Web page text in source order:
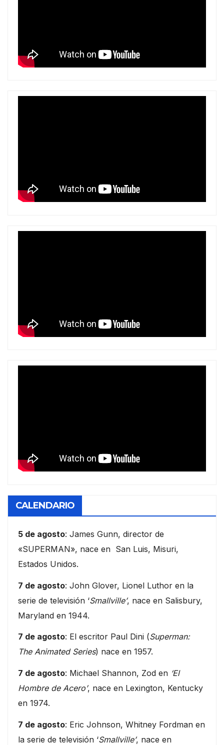
CALENDARIO
5 de agosto: James Gunn, director de
«SUPERMAN», nace en San Luis, Misuri,
Estados Unidos.
7 de agosto: John Glover, Lionel Luthor en la
serie de televisión ‘Smallville’, nace en Salisbury,
Maryland en 1944.
7 de agosto: El escritor Paul Dini (Superman:
The Animated Series) nace en 1957.
7 de agosto: Michael Shannon, Zod en ‘El
Hombre de Acero’, nace en Lexington, Kentucky
en 1974.
7 de agosto: Eric Johnson, Whitney Fordman en
la serie de televisión ‘Smallville’, nace en